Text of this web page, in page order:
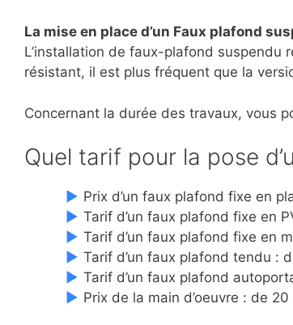
La mise en place d’un Faux plafond
L’installation de faux-plafond
résistant, il est plus fréquent que la
Concernant la durée des travaux, vous
Quel tarif pour la pose
Prix d’un faux plafond fixe en
Tarif d’un faux plafond fixe en
Tarif d’un faux plafond fixe en
Tarif d’un faux plafond tendu :
Tarif d’un faux plafond
Prix de la main d’oeuvre : de